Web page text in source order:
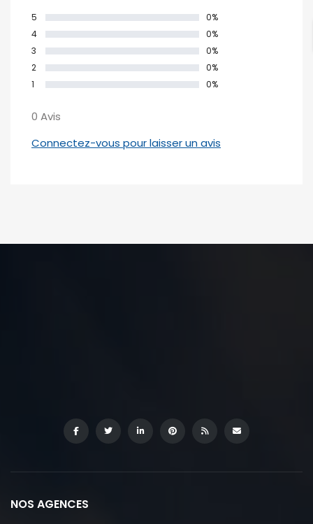
5
0%
4
0%
3
0%
2
0%
1
0%
0 Avis
Connectez-vous pour laisser un avis
NOS AGENCES
tana@ofim.mg